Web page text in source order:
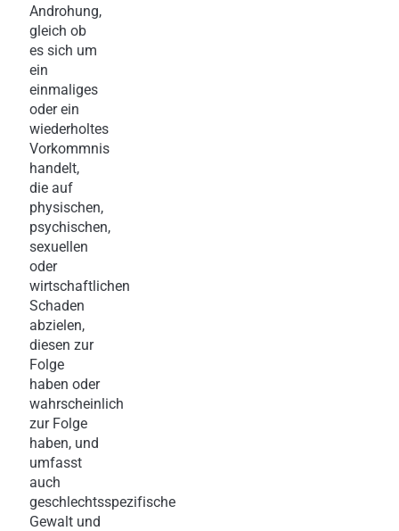
Androhung,
gleich ob
es sich um
ein
einmaliges
oder ein
wiederholtes
Vorkommnis
handelt,
die auf
physischen,
psychischen,
sexuellen
oder
wirtschaftlichen
Schaden
abzielen,
diesen zur
Folge
haben oder
wahrscheinlich
zur Folge
haben, und
umfasst
auch
geschlechtsspezifische
Gewalt und